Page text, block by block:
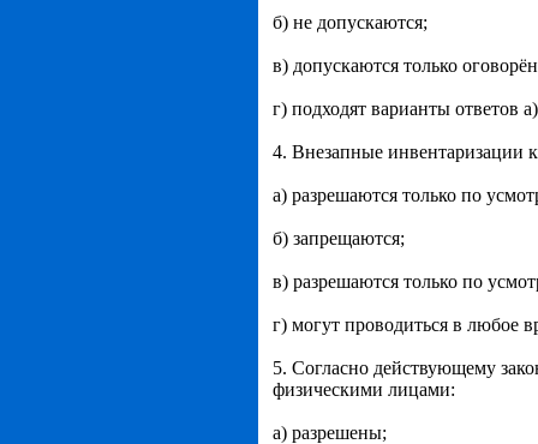
б) не допускаются;
в) допускаются только
г) подходят варианты ответов
4. Внезапные инвентаризации
а) разрешаются только по
б) запрещаются;
в) разрешаются только по
г) могут проводиться в любое
5. Согласно действующему
физическими лицами:
а) разрешены;